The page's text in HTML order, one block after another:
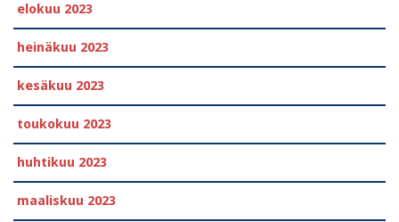
elokuu 2023
heinäkuu 2023
kesäkuu 2023
toukokuu 2023
huhtikuu 2023
maaliskuu 2023